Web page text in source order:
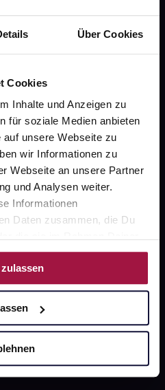
Über Cookies
Cookies
Inhalte und Anzeigen zu
für soziale Medien anbieten
unsere Webseite zu
wir Informationen zu
Webseite an unsere Partner
und Analysen weiter.
Informationen
Daten zusammen, die Du
haben.